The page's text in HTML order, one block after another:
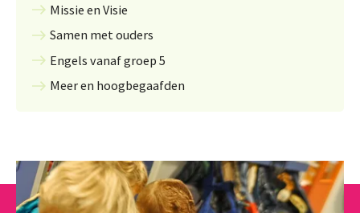
Missie en Visie
Samen met ouders
Engels vanaf groep 5
Meer en hoogbegaafden